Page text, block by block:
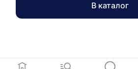
В каталог